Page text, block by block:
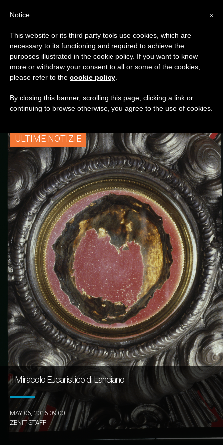
TAG
Posts Tagged
‘Lanciano’
ULTIME NOTIZIE
Il Miracolo Eucaristico di Lanciano
MAY 06, 2016 09:00
ZENIT STAFF
x
Notice
This website or its third party tools use cookies, which are
necessary to its functioning and required to achieve the
purposes illustrated in the cookie policy. If you want to know
more or withdraw your consent to all or some of the cookies,
please refer to the cookie policy
By closing this banner, scrolling this page, clicking a link or
continuing to browse otherwise, you agree to the use of cookies.